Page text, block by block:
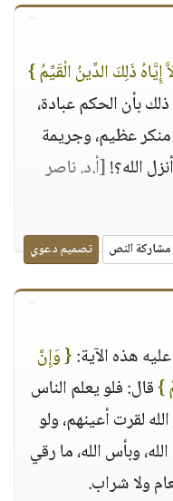
إِيَّاهُ ذَلِكَ الدِّينُ الْقَيِّمُ }
بأن الحكم عبادة،
منكر عظيم، وجريمة
الله؟![أ.د. ناصر
مشاركة النص تصميم دعوي
هذه الآية:{ وَإِنَّ
}قال: فلو يعلم الناس
لقرت أعينهم، ولو
وبأس الله، ما رقي
ولا شراب.